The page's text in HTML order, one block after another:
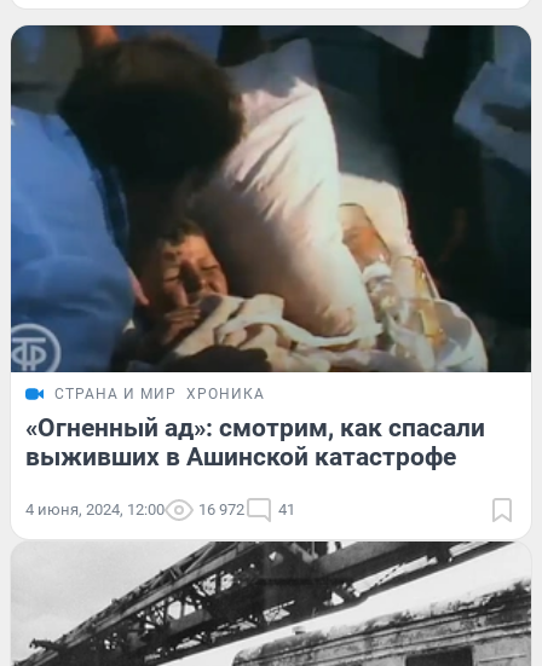
СТРАНА И МИР ХРОНИКА
«Огненный ад»: смотрим, как спасали
выживших в Ашинской катастрофе
4 июня, 2024, 12:00 16 972 41